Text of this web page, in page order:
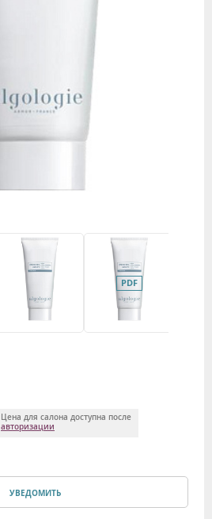
Цена для салона доступна после
авторизации
УВЕДОМИТЬ